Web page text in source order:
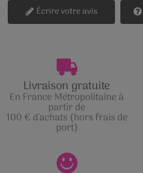
Écrire votre avis
Livraison gratuite
En France Métropolitaine à
partir de
100 € d'achats (hors frais de
port)